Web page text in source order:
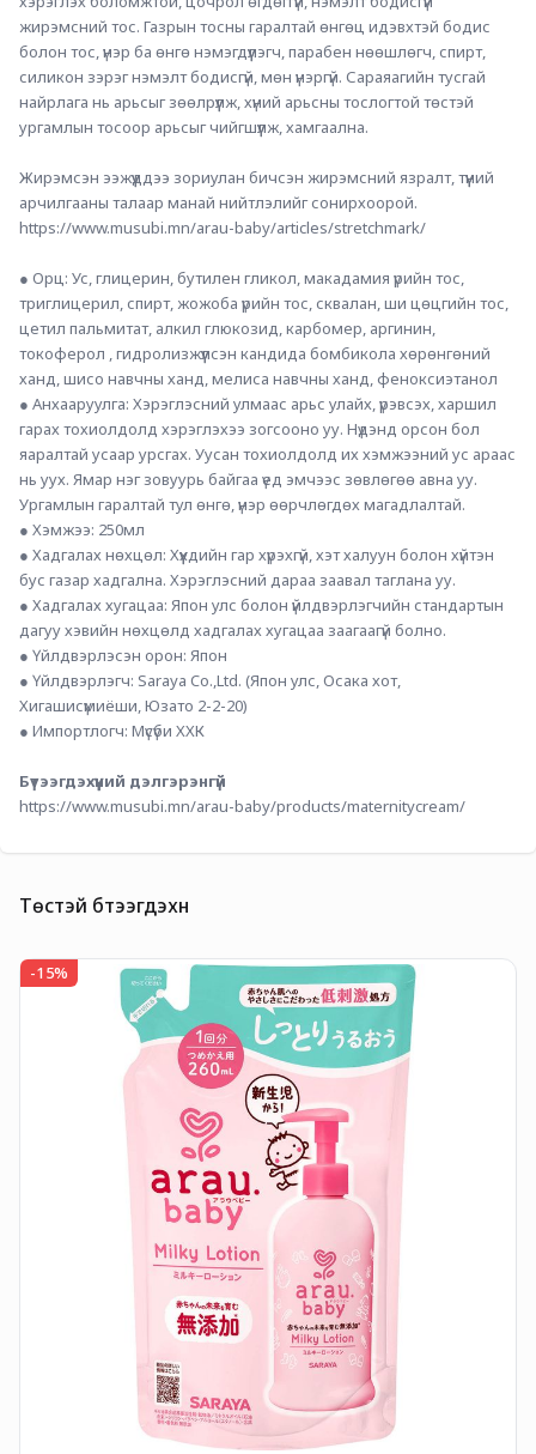
жирэмсний тос. Газрын тосны гаралтай өнгөц идэвхтэй бодис
болон тос, үнэр ба өнгө нэмэгдүүлэгч, парабен нөөшлөгч, спирт,
силикон зэрэг нэмэлт бодисгүй, мөн үнэргүй. Сараяагийн тусгай
найрлага нь арьсыг зөөлрүүлж, хүний арьсны тослогтой төстэй
ургамлын тосоор арьсыг чийгшүүлж, хамгаална.
Жирэмсэн ээжүүддээ зориулан бичсэн жирэмсний язралт, түүний
арчилгааны талаар манай нийтлэлийг сонирхоорой.
https://www.musubi.mn/arau-baby/articles/stretchmark/
● Орц: Ус, глицерин, бутилен гликол, макадамия үрийн тос,
триглицерил, спирт, жожоба үрийн тос, сквалан, ши цөцгийн тос,
цетил пальмитат, алкил глюкозид, карбомер, аргинин,
токоферол , гидролизжүүлсэн кандида бомбикола хөрөнгөний
ханд, шисо навчны ханд, мелиса навчны ханд, феноксиэтанол
● Анхааруулга: Хэрэглэсний улмаас арьс улайх, үрэвсэх, харшил
гарах тохиолдолд хэрэглэхээ зогсооно уу. Нүдэнд орсон бол
яаралтай усаар урсгах. Уусан тохиолдолд их хэмжээний ус араас
нь уух. Ямар нэг зовуурь байгаа үед эмчээс зөвлөгөө авна уу.
Ургамлын гаралтай тул өнгө, үнэр өөрчлөгдөх магадлалтай.
● Хэмжээ: 250мл
● Хадгалах нөхцөл: Хүүхдийн гар хүрэхгүй, хэт халуун болон хүйтэн
бус газар хадгална. Хэрэглэсний дараа заавал таглана уу.
● Хадгалах хугацаа: Япон улс болон үйлдвэрлэгчийн стандартын
дагуу хэвийн нөхцөлд хадгалах хугацаа заагаагүй болно.
● Үйлдвэрлэсэн орон: Япон
● Үйлдвэрлэгч: Saraya Co.,Ltd. (Япон улс, Осака хот,
Хигашисүмиёши, Юзато 2-2-20)
● Импортлогч: Мүсүби ХХК
Бүтээгдэхүүний дэлгэрэнгүй
https://www.musubi.mn/arau-baby/products/maternitycream/
Төстэй бүтээгдэхүүн
-15%